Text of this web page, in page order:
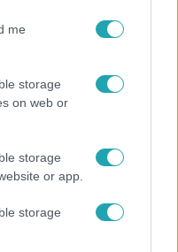
me
storage
on web or
storage
or app.
storage
lovon" - Széphalmi